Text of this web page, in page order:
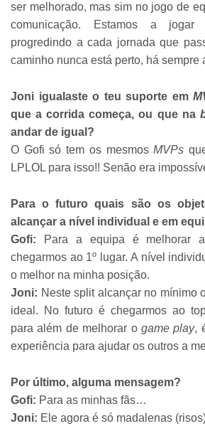
ser melhorado, mas sim no jogo de
comunicação. Estamos a
progredindo a cada jornada que
caminho nunca está perto, há sempre
Joni igualaste o teu suporte em
que a corrida começa, ou que na
andar de igual?​
O Gofi só tem os mesmosMVPs
LPLOL para isso!! Senão era
Para o futuro quais são os
alcançar a nível individual e em
Gofi:
Para a equipa é melhorar
chegarmos ao 1º lugar. A nível
o melhor na minha posição.
Joni: Neste split alcançar no mínimo
ideal. No futuro é chegarmos ao
para além de melhorar o game play,
experiência para ajudar os outros a
Por último, alguma mensagem?
Gofi: Para as minhas fãs…
Joni: Ele agora é só madalenas